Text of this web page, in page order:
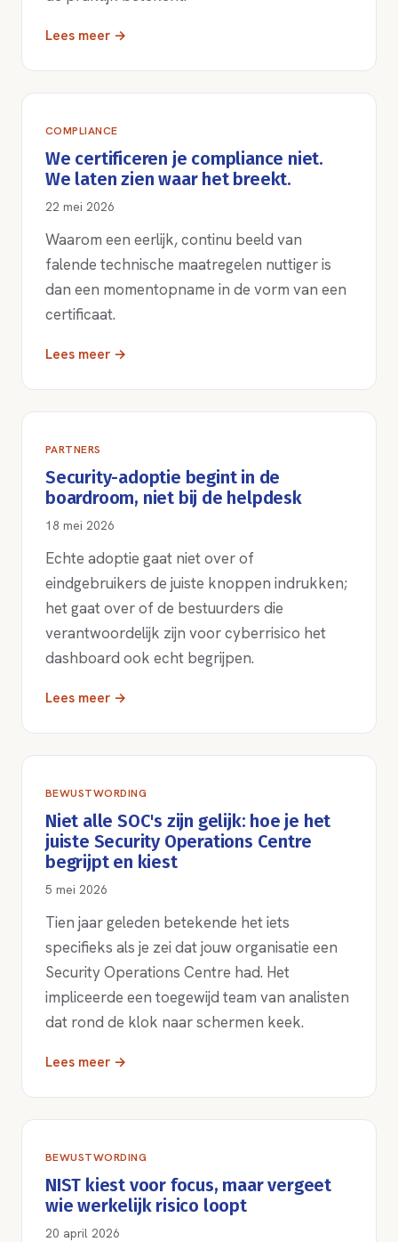
Lees meer →
COMPLIANCE
We certificeren je compliance niet.
We laten zien waar het breekt.
22 mei 2026
Waarom een eerlijk, continu beeld van
falende technische maatregelen nuttiger is
dan een momentopname in de vorm van een
certificaat.
Lees meer →
PARTNERS
Security-adoptie begint in de
boardroom, niet bij de helpdesk
18 mei 2026
Echte adoptie gaat niet over of
eindgebruikers de juiste knoppen indrukken;
het gaat over of de bestuurders die
verantwoordelijk zijn voor cyberrisico het
dashboard ook echt begrijpen.
Lees meer →
BEWUSTWORDING
Niet alle SOC's zijn gelijk: hoe je het
juiste Security Operations Centre
begrijpt en kiest
5 mei 2026
Tien jaar geleden betekende het iets
specifieks als je zei dat jouw organisatie een
Security Operations Centre had. Het
impliceerde een toegewijd team van analisten
dat rond de klok naar schermen keek.
Lees meer →
BEWUSTWORDING
NIST kiest voor focus, maar vergeet
wie werkelijk risico loopt
20 april 2026